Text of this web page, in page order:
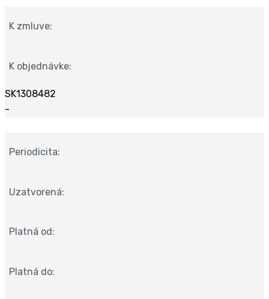
K zmluve:
K objednávke:
SK1308482
-
Periodicita:
Uzatvorená:
Platná od:
Platná do: